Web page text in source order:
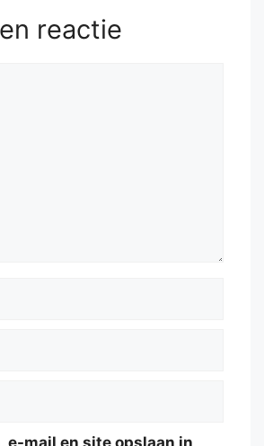
reactie
e-mail en site opslaan in